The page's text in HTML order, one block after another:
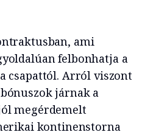
ami
felbonhatja a
csapattól. Arról viszont
járnak a
megérdemelt
kontinenstorna